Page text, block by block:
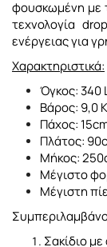
φουσκωμένη με
τεχνολογία
ενέργειας για
Χαρακτηριστικά:
Όγκος: 340
Βάρος: 9,0
Πάχος:
Πλάτος:
Μήκος:
Μέγιστο
Μέγιστη
Σακίδιο